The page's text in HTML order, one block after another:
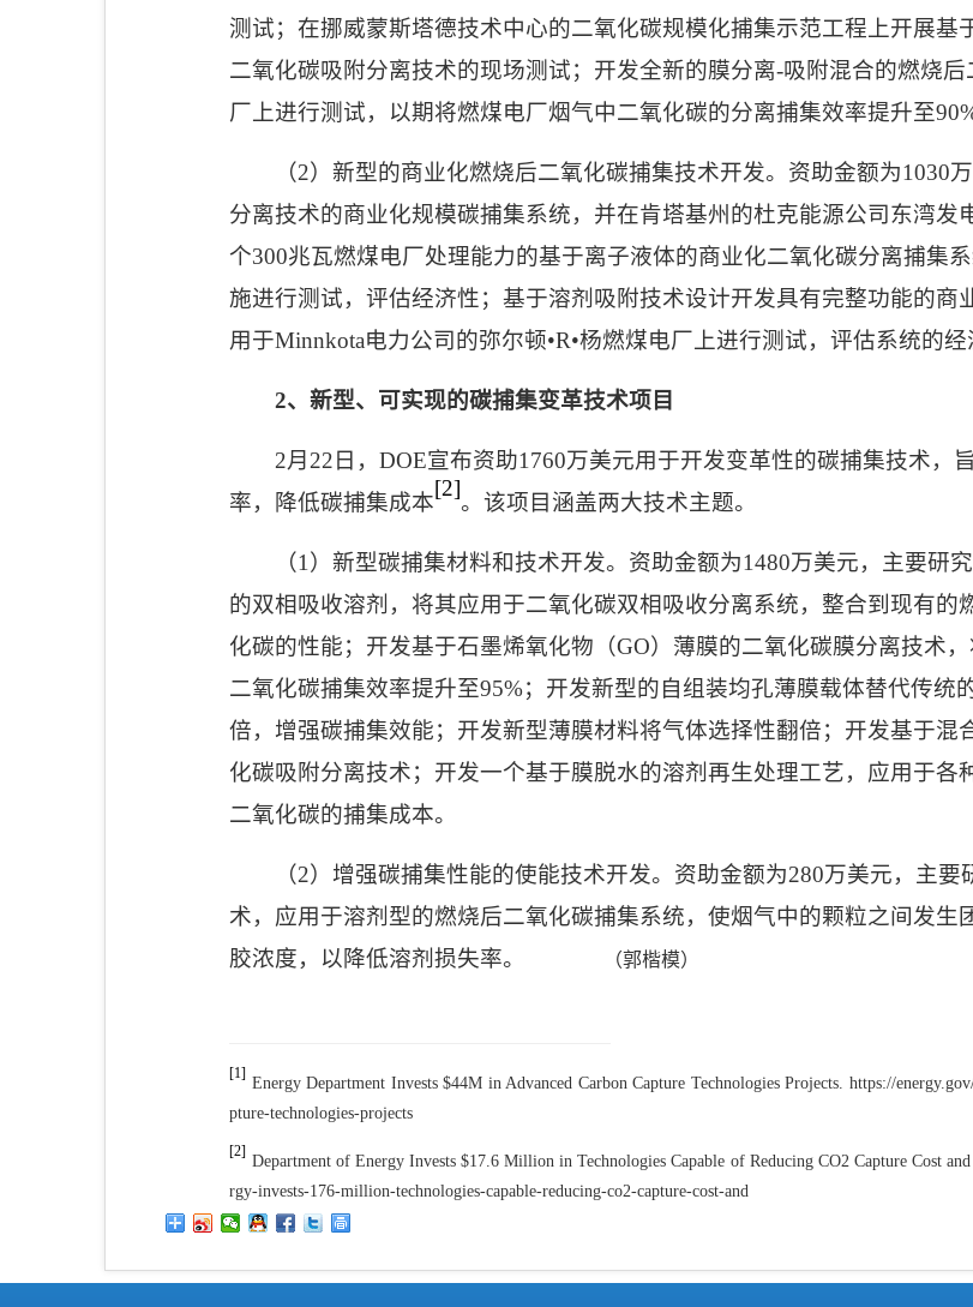
测试；在挪威蒙斯塔德技术中心的二氧化碳规模化捕集示范工程上开展基
二氧化碳吸附分离技术的现场测试；开发全新的膜分离-吸附混合的燃烧
厂上进行测试，以期将燃煤电厂烟气中二氧化碳的分离捕集效率提升至
（2）新型的商业化燃烧后二氧化碳捕集技术开发。资助金额为1030
分离技术的商业化规模碳捕集系统，并在肯塔基州的杜克能源公司东湾发
个300兆瓦燃煤电厂处理能力的基于离子液体的商业化二氧化碳分离捕集
施进行测试，评估经济性；基于溶剂吸附技术设计开发具有完整功能的商
用于Minnkota电力公司的弥尔顿•R•杨燃煤电厂上进行测试，评估系统的经
2、新型、可实现的碳捕集变革技术项目
2月 22 日， DOE宣布资助1760万美元用于开发变革性的碳捕集技术，
率，降低碳捕集成本
[2]
。该项目涵盖两大技术主题。
（1 ）新型碳捕集材料和技术开发。资助金额为1480万美元，主要研
的双相吸收溶剂，将其应用于二氧化碳双相吸收分离系统，整合到现有的
化碳的性能；开发基于石墨烯氧化物（GO）薄膜的二氧化碳膜分离技术
二氧化碳捕集效率提升至95%；开发新型的自组装均孔薄膜载体替代传统
倍，增强碳捕集效能；开发新型薄膜材料将气体选择性翻倍；开发基于混
化碳吸附分离技术；开发一个基于膜脱水的溶剂再生处理工艺，应用于各
二氧化碳的捕集成本。
（2）增强碳捕集性能的使能技术开发。资助金额为280万美元，主要
术，应用于溶剂型的燃烧后二氧化碳捕集系统，使烟气中的颗粒之间发生
胶浓度，以降低溶剂损失率。
（郭楷模）
[1]
Energy Department Invests $44M in Advanced Carbon Capture Technologies Projects. https://
pture-technologies-projects
[2]
Department of Energy Invests $17.6 Million in Technologies Capable of Reducing CO2 Capture Cost
rgy-invests-176-million-technologies-capable-reducing-co2-capture-cost-and